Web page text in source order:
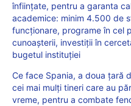
înființate, pentru a garanta
academice: minim 4.500 de
funcționare, programe în cel
cunoașterii, investiții în
bugetul instituției
Ce face Spania, a doua țară
cei mai mulți tineri care au
vreme, pentru a combate